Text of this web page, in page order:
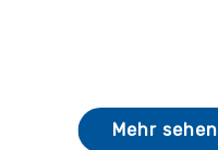
Mehr sehen